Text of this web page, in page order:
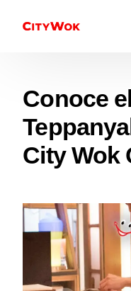
Conoce
City Wok